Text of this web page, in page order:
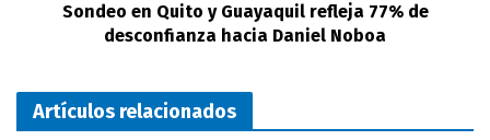
Sondeo en Quito y Guayaquil refleja 77% de
desconfianza hacia Daniel Noboa
Artículos relacionados